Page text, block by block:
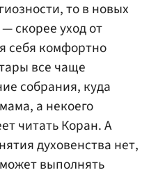
то в новых
скорее уход от
себя комфортно
все чаще
собрания, куда
а некоего
читать Коран. А
духовенства нет,
выполнять